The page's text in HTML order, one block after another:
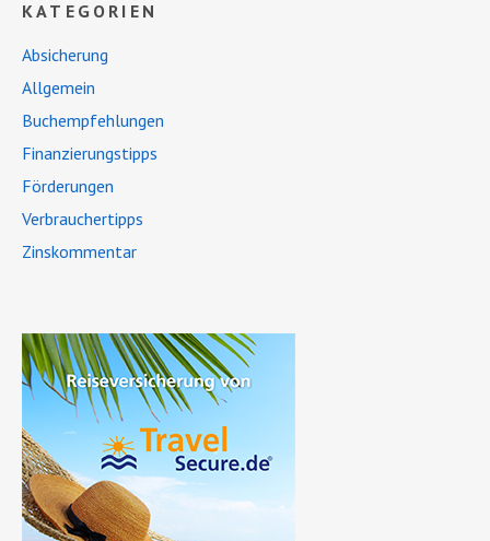
KATEGORIEN
Absicherung
Allgemein
Buchempfehlungen
Finanzierungstipps
Förderungen
Verbrauchertipps
Zinskommentar